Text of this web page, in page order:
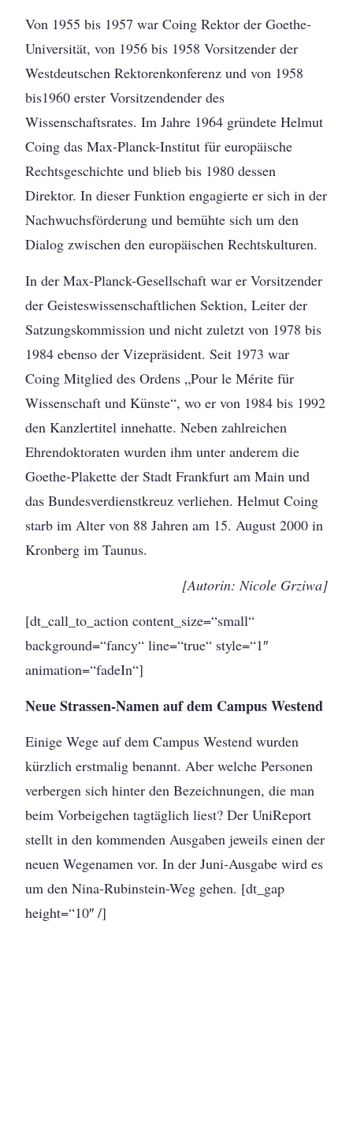
Von 1955 bis 1957 war Coing Rektor der Goethe-
Universität, von 1956 bis 1958 Vorsitzender der
Westdeutschen Rektorenkonferenz und von 1958
bis1960 erster Vorsitzendender des
Wissenschaftsrates. Im Jahre 1964 gründete Helmut
Coing das Max-Planck-Institut für europäische
Rechtsgeschichte und blieb bis 1980 dessen
Direktor. In dieser Funktion engagierte er sich in der
Nachwuchsförderung und bemühte sich um den
Dialog zwischen den europäischen Rechtskulturen.
In der Max-Planck-Gesellschaft war er Vorsitzender
der Geisteswissenschaftlichen Sektion, Leiter der
Satzungskommission und nicht zuletzt von 1978 bis
1984 ebenso der Vizepräsident. Seit 1973 war
Coing Mitglied des Ordens „Pour le Mérite für
Wissenschaft und Künste“, wo er von 1984 bis 1992
den Kanzlertitel innehatte. Neben zahlreichen
Ehrendoktoraten wurden ihm unter anderem die
Goethe-Plakette der Stadt Frankfurt am Main und
das Bundesverdienstkreuz verliehen. Helmut Coing
starb im Alter von 88 Jahren am 15. August 2000 in
Kronberg im Taunus.
[Autorin: Nicole Grziwa]
[dt_call_to_action content_size=“small“
background=“fancy“ line=“true“ style=“1″
animation=“fadeIn“]
Neue Strassen-Namen auf dem Campus Westend
Einige Wege auf dem Campus Westend wurden
kürzlich erstmalig benannt. Aber welche Personen
verbergen sich hinter den Bezeichnungen, die man
beim Vorbeigehen tagtäglich liest? Der UniReport
stellt in den kommenden Ausgaben jeweils einen der
neuen Wegenamen vor. In der Juni-Ausgabe wird es
um den Nina-Rubinstein-Weg gehen. [dt_gap
height=“10″ /]